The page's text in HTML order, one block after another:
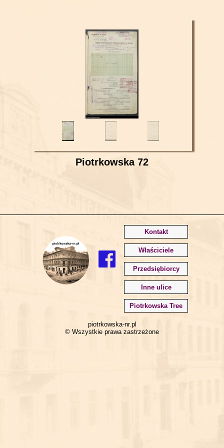
Piotrkowska 72
Kontakt
Właściciele
Przedsiębiorcy
Inne ulice
Piotrkowska Tree
piotrkowska-nr.pl
© Wszystkie prawa zastrzeżone